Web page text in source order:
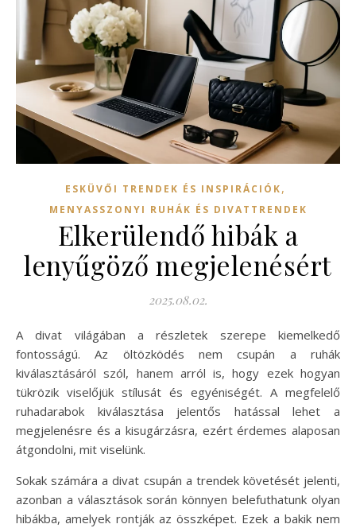
ESKÜVŐI TRENDEK ÉS INSPIRÁCIÓK,
MENYASSZONYI RUHÁK ÉS DIVATTRENDEK
Elkerülendő hibák a
lenyűgöző megjelenésért
2025.08.02.
A divat világában a részletek szerepe kiemelkedő
fontosságú. Az öltözködés nem csupán a ruhák
kiválasztásáról szól, hanem arról is, hogy ezek hogyan
tükrözik viselőjük stílusát és egyéniségét. A megfelelő
ruhadarabok kiválasztása jelentős hatással lehet a
megjelenésre és a kisugárzásra, ezért érdemes alaposan
átgondolni, mit viselünk.
Sokak számára a divat csupán a trendek követését jelenti,
azonban a választások során könnyen belefuthatunk olyan
hibákba, amelyek rontják az összképet. Ezek a bakik nem